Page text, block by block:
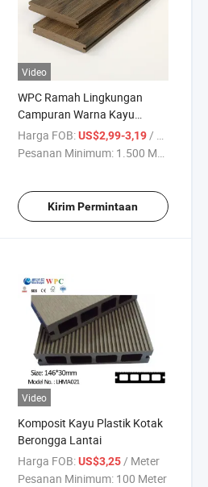
Video
WPC Ramah Lingkungan
Campuran Warna Kayu
Plastik Komposit Dek Solid
Harga FOB: US$2,99-3,19/ Meter
Pesanan Minimum: 1.500 Meter
Kirim Permintaan
Video
Komposit Kayu Plastik Kotak
Berongga Lantai
Harga FOB: US$3,25 / Meter
Pesanan Minimum: 100 Meter